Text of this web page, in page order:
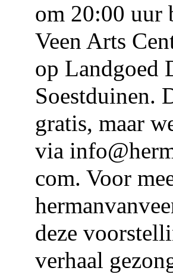
om 20:00 uur
Veen Arts
op Landgoed
Soestduinen.
gratis, maar
via
com. Voor
deze
verhaal